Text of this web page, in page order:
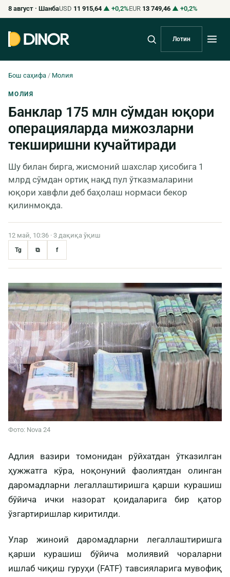
8 август · ШанбаUSD 11 915,64 ▲ +0,2%EUR 13 749,46 ▲ +0,2%
Лотин
Бош саҳифа / Молия
МОЛИЯ
Банклар 175 млн сўмдан юқори
операцияларда мижозларни
текширишни кучайтиради
Шу билан бирга, жисмоний шахслар ҳисобига 1
млрд сўмдан ортиқ нақд пул ўтказмаларини
юқори хавфли деб баҳолаш нормаси бекор
қилинмоқда.
12 май, 10:36 · 3 дақиқа ўқиш
Tg ⧉ f
Фото: Nova 24
Адлия вазири томонидан рўйхатдан ўтказилган
ҳужжатга кўра, ноқонуний фаолиятдан олинган
даромадларни легаллаштиришга қарши курашиш
бўйича ички назорат қоидаларига бир қатор
ўзгартиришлар киритилди.
Улар жиноий даромадларни легаллаштиришга
қарши курашиш бўйича молиявий чораларни
ишлаб чиқиш гуруҳи (FATF) тавсияларига мувофиқ